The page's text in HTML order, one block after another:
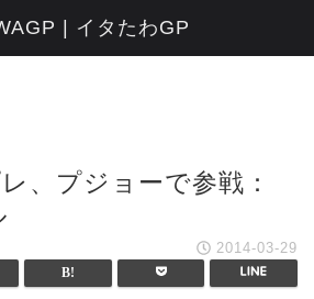
、プジョーで参戦：
2014-03-29
| イタたわGP